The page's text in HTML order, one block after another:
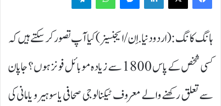
ہانگ کانگ:(اردودنیا.اِن/ایجنسیز)کیا آپ تصور کر سکتے ہیں کہ
کسی شخص کے پاس 1800 سے زیادہ موبائل فونز ہوں؟ جاپان
سے تعلق رکھنے والے معروف ٹیکنالوجی صحافی یاسوہیرو یامانی کی